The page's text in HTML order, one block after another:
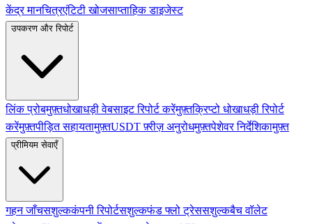
केंद्र मानचित्रएंटिटी खोजसाप्ताहिक डाइजेस्ट
उपकरण और रिपोर्ट
लिंक प्रोबमुफ़्तधोखाधड़ी वेबसाइट रिपोर्ट करेंमुफ़्तक्रिप्टो धोखाधड़ी रिपोर्ट
करेंमुफ़्तपीड़ित सहायतामुफ़्तUSDT फ़्रीज़ अनुरोधमुफ़्तपेशेवर निर्देशिकामुफ़्त
प्रीमियम सेवाएँ
गहन जाँचसशुल्ककंपनी रिपोर्टसशुल्कफंड फ्लो ट्रेससशुल्कबैच वॉलेट